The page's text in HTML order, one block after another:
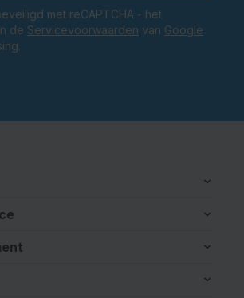
met reCAPTCHA - het
de Servicevoorwaarden van Google